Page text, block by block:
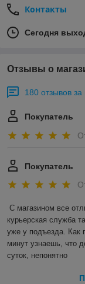
Контакты
Сегодня
Отзывы о
180 отзывов
Покупатель
Покупатель
С магазином все
курьерская служба
уже у подъезда. Как
минут узнаешь, что
суток, непонятно